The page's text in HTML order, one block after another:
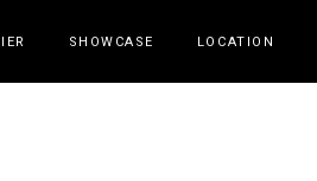
SHOWCASE LOCATION